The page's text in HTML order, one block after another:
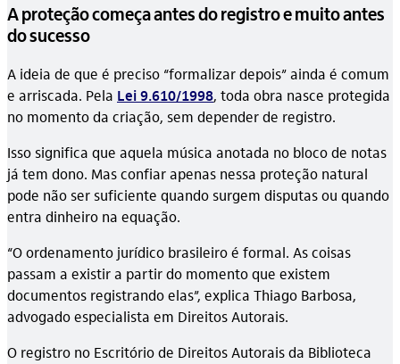
A proteção começa antes do registro e muito antes
do sucesso
A ideia de que é preciso “formalizar depois” ainda é comum
e arriscada. Pela Lei 9.610/1998, toda obra nasce protegida
no momento da criação, sem depender de registro.
Isso significa que aquela música anotada no bloco de notas
já tem dono. Mas confiar apenas nessa proteção natural
pode não ser suficiente quando surgem disputas ou quando
entra dinheiro na equação.
“O ordenamento jurídico brasileiro é formal. As coisas
passam a existir a partir do momento que existem
documentos registrando elas”, explica Thiago Barbosa,
advogado especialista em Direitos Autorais.
O registro no Escritório de Direitos Autorais da Biblioteca